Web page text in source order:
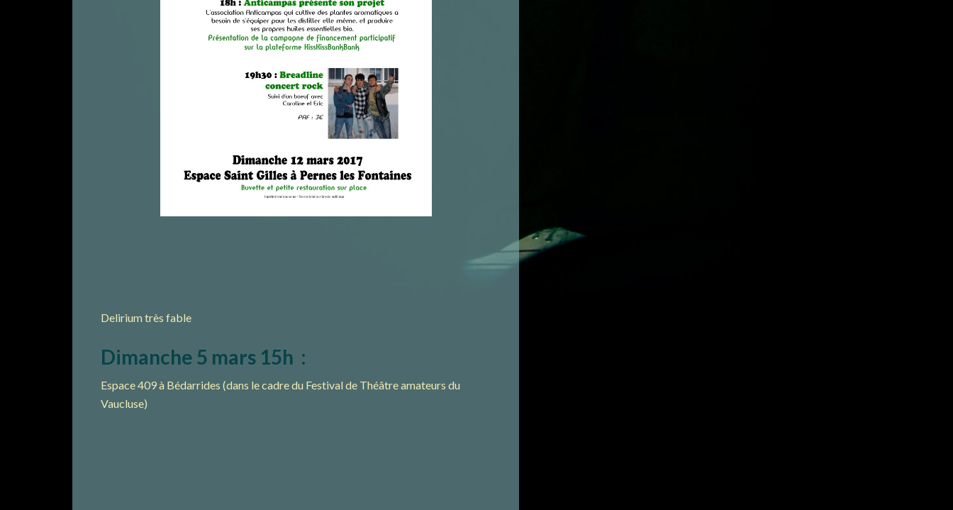
Delirium très fable
Dimanche 5 mars 15h :
Espace 409 à Bédarrides (dans le cadre du Festival de Théâtre amateurs du
Vaucluse)